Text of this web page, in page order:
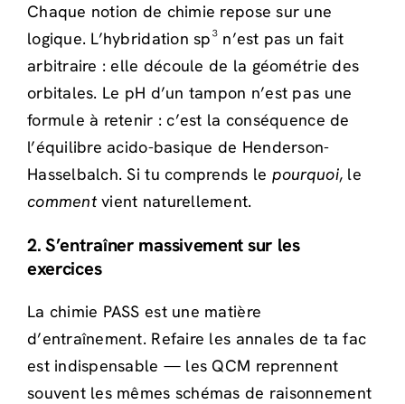
Chaque notion de chimie repose sur une
logique. L’hybridation sp³ n’est pas un fait
arbitraire : elle découle de la géométrie des
orbitales. Le pH d’un tampon n’est pas une
formule à retenir : c’est la conséquence de
l’équilibre acido-basique de Henderson-
Hasselbalch. Si tu comprends le pourquoi, le
commentvient naturellement.
2. S’entraîner massivement sur les
exercices
La chimie PASS est une matière
d’entraînement. Refaire les annales de ta fac
est indispensable — les QCM reprennent
souvent les mêmes schémas de raisonnement